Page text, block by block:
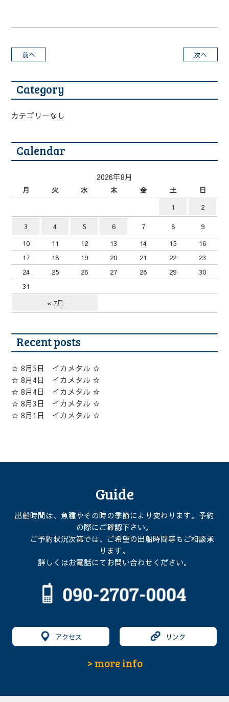
前へ 次へ
Category
カテゴリーなし
Calendar
2026年8月
月 火 水 木 金 土 日
« 7月
1
2
3
4 5 6 7 8
9
10
11 12 13 14 15
16
17
18 19 20 21 22
23
24
25 26 27 28 29
30
31
Recent posts
☆ 8月5日 イカメタル ☆
☆ 8月4日 イカメタル ☆
☆ 8月4日 イカメタル ☆
☆ 8月3日 イカメタル ☆
☆ 8月1日 イカメタル ☆
Guide
出船時間は、魚種やその時の季節により変わります。予約
の際にご確認下さい。
ご予約状況次第では、ご希望の出船時間等もご相談承
ります。
詳しくはお電話にてお問い合わせください。
アクセス リンク
> more info